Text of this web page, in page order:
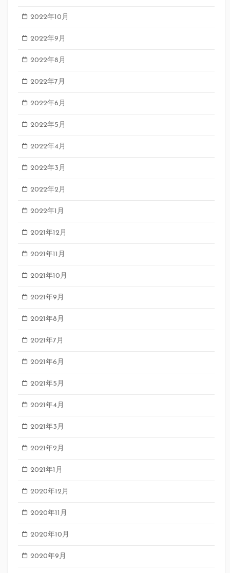
2022年10月
2022年9月
2022年8月
2022年7月
2022年6月
2022年5月
2022年4月
2022年3月
2022年2月
2022年1月
2021年12月
2021年11月
2021年10月
2021年9月
2021年8月
2021年7月
2021年6月
2021年5月
2021年4月
2021年3月
2021年2月
2021年1月
2020年12月
2020年11月
2020年10月
2020年9月